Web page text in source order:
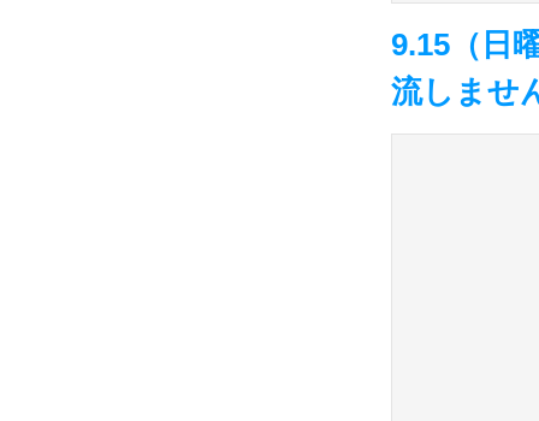
9.15（日
流しませ